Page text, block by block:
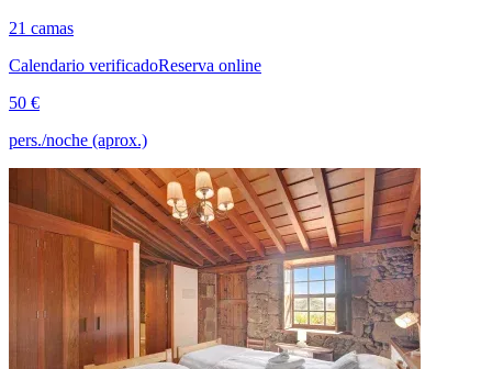
21 camas
Calendario verificadoReserva online
50 €
pers./noche (aprox.)